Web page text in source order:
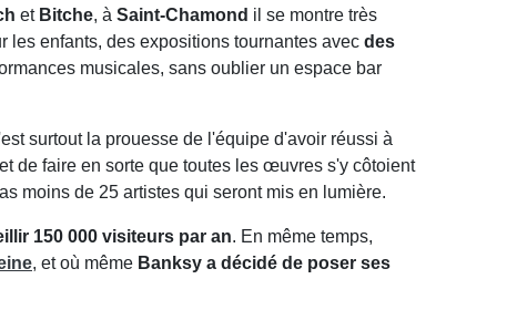
et Bitche, à Saint-Chamond il se montre très
les enfants, des expositions tournantes avec des
musicales, sans oublier un espace bar
surtout la prouesse de l'équipe d'avoir réussi à
de faire en sorte que toutes les œuvres s'y côtoient
moins de 25 artistes qui seront mis en lumière.
150 000 visiteurs par an. En même temps,
, et où même Banksy a décidé de poser ses